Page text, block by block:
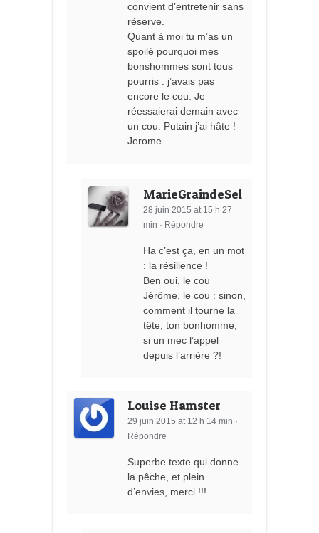
convient d’entretenir sans
réserve.
Quant à moi tu m’as un
spoilé pourquoi mes
bonshommes sont tous
pourris : j’avais pas
encore le cou. Je
réessaierai demain avec
un cou. Putain j’ai hâte !
Jerome
MarieGraindeSel
28 juin 2015 at 15 h 27
min · Répondre
Ha c’est ça, en un mot
: la résilience !
Ben oui, le cou
Jérôme, le cou : sinon,
comment il tourne la
tête, ton bonhomme,
si un mec l’appel
depuis l’arrière ?!
Louise Hamster
29 juin 2015 at 12 h 14 min ·
Répondre
Superbe texte qui donne
la pêche, et plein
d’envies, merci !!!